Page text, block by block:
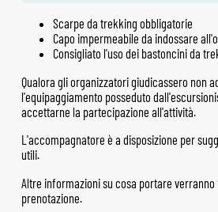
Scarpe da trekking obbligatorie
Capo impermeabile da indossare
Consigliato l'uso dei bastoncini da
Qualora gli organizzatori giudicassero non
l'equipaggiamento posseduto
accettarne la partecipazione all'attività.
L'accompagnatore è a disposizione per
utili.
Altre informazioni su cosa portare
prenotazione.